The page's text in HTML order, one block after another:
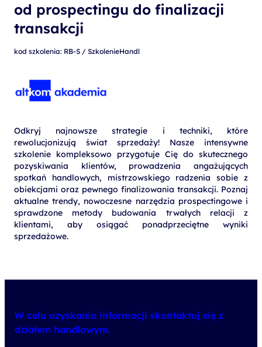
od prospectingu do finalizacji
transakcji
kod szkolenia: RB-S / SzkolenieHandl
Odkryj najnowsze strategie i techniki, które
rewolucjonizują świat sprzedaży! Nasze intensywne
szkolenie kompleksowo przygotuje Cię do skutecznego
pozyskiwania klientów, prowadzenia angażujących
spotkań handlowych, mistrzowskiego radzenia sobie z
obiekcjami oraz pewnego finalizowania transakcji. Poznaj
aktualne trendy, nowoczesne narzędzia prospectingowe i
sprawdzone metody budowania trwałych relacji z
klientami, aby osiągać ponadprzeciętne wyniki
sprzedażowe.
W celu uzyskania informacji skontaktuj się z
działem handlowym.